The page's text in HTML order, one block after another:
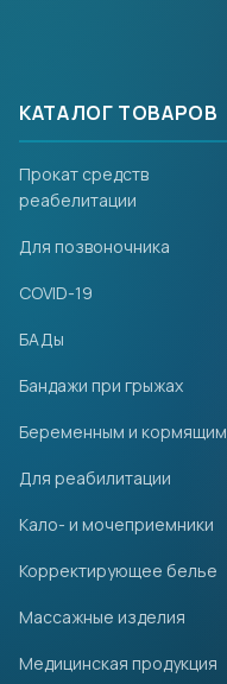
КАТАЛОГ ТОВАРОВ
Прокат средств
реабелитации
Для позвоночника
COVID-19
БАДы
Бандажи при грыжах
Беременным и кормящим
Для реабилитации
Кало- и мочеприемники
Корректирующее белье
Массажные изделия
Медицинская продукция